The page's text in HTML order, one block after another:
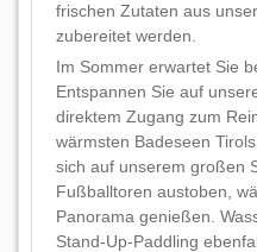
frischen Zutaten aus
zubereitet werden.
Im Sommer erwartet Sie
Entspannen Sie auf
direktem Zugang zum
wärmsten Badeseen
sich auf unserem großen
Fußballtoren austoben,
Panorama genießen.
Stand-Up-Paddling